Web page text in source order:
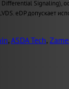
Signaling),
eDP допускает
,ASDA Tech,